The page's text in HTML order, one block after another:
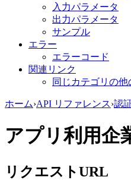
入力パラメータ
出力パラメータ
サンプル
エラー
エラーコード
関連リンク
同じカテゴリの
ホーム›API リファレンス›認
アプリ利用企
リクエストURL